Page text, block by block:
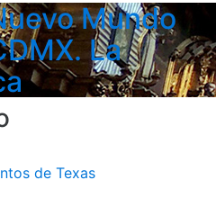
Mundo
La
de Texas